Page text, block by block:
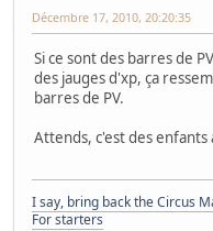
Décembre 17, 2010, 20:20:35
Si ce sont des barres de
des jauges d'xp, ça
barres de PV.
Attends, c'est des enfants
I say, bring back the Circus
For starters